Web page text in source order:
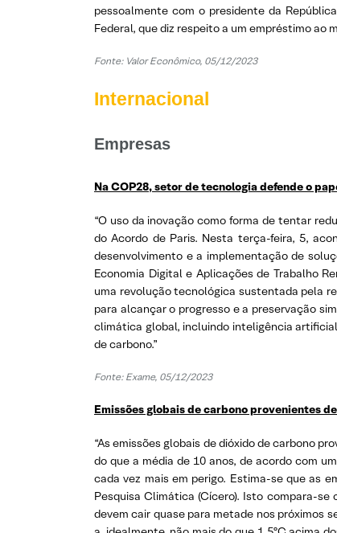
pessoalmente com o presidente da
Federal, que diz respeito a um empréstimo ao
Fonte: Valor Econômico, 05/12/2023
Internacional
Empresas
Na COP28, setor de tecnologia defende o
“O uso da inovação como forma de tentar
do Acordo de Paris. Nesta terça-feira, 5,
desenvolvimento e a implementação de
Economia Digital e Aplicações de Trabalho
uma revolução tecnológica sustentada pela
para alcançar o progresso e a preservação
climática global, incluindo inteligência
de carbono.”
Fonte: Exame, 05/12/2023
Emissões globais de carbono provenientes
“As emissões globais de dióxido de carbono
do que a média de 10 anos, de acordo com
cada vez mais em perigo. Estima-se que as
Pesquisa Climática (Cícero). Isto compara-
devem cair quase para metade nos próximos